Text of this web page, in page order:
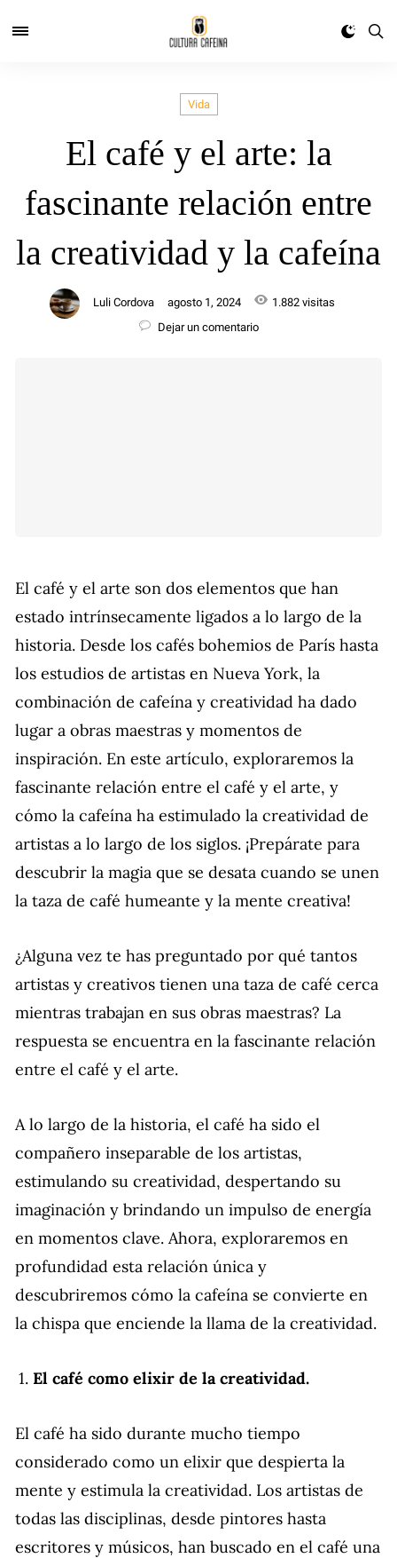
Vida
El café y el arte: la
fascinante relación entre
la creatividad y la cafeína
Luli Cordova agosto 1, 2024
1.882 visitas
Dejar un comentario
El café y el arte son dos elementos que han
estado intrínsecamente ligados a lo largo de la
historia. Desde los cafés bohemios de París hasta
los estudios de artistas en Nueva York, la
combinación de cafeína y creatividad ha dado
lugar a obras maestras y momentos de
inspiración. En este artículo, exploraremos la
fascinante relación entre el café y el arte, y
cómo la cafeína ha estimulado la creatividad de
artistas a lo largo de los siglos. ¡Prepárate para
descubrir la magia que se desata cuando se unen
la taza de café humeante y la mente creativa!
¿Alguna vez te has preguntado por qué tantos
artistas y creativos tienen una taza de café cerca
mientras trabajan en sus obras maestras? La
respuesta se encuentra en la fascinante relación
entre el café y el arte.
A lo largo de la historia, el café ha sido el
compañero inseparable de los artistas,
estimulando su creatividad, despertando su
imaginación y brindando un impulso de energía
en momentos clave. Ahora, exploraremos en
profundidad esta relación única y
descubriremos cómo la cafeína se convierte en
la chispa que enciende la llama de la creatividad.
El café como elixir de la creatividad.
El café ha sido durante mucho tiempo
considerado como un elixir que despierta la
mente y estimula la creatividad. Los artistas de
todas las disciplinas, desde pintores hasta
escritores y músicos, han buscado en el café una